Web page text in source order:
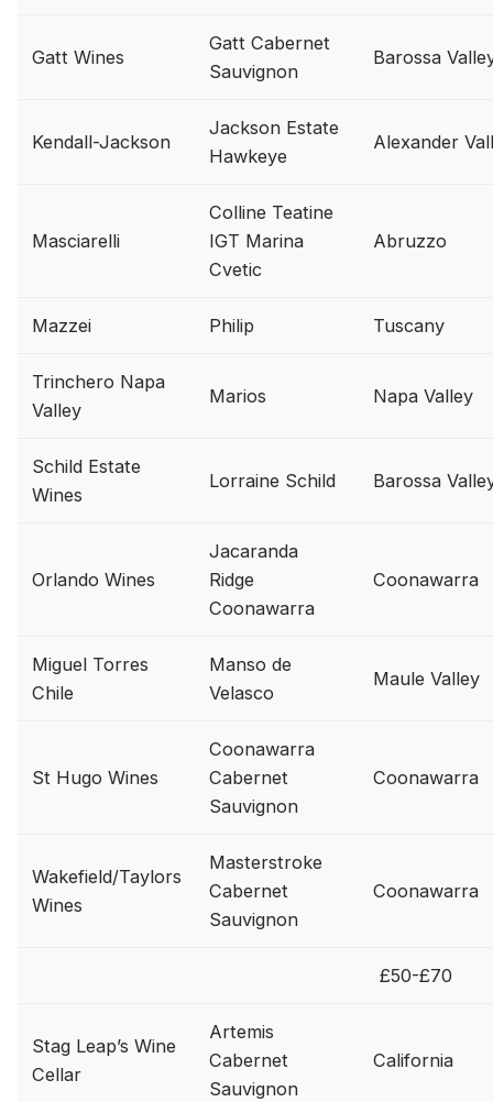
Gatt Wines
Gatt Cabernet
Sauvignon
Barossa
Kendall-Jackson
Jackson Estate
Hawkeye
Alexander
Masciarelli
Colline Teatine
IGT Marina
Cvetic
Abruzzo
Mazzei Philip Tuscany
Trinchero Napa
Valley
Marios Napa Valley
Schild Estate
Wines
Lorraine Schild Barossa
Orlando Wines
Jacaranda
Ridge
Coonawarra
Coonawarra
Miguel Torres
Chile
Manso de
Velasco
Maule Valley
St Hugo Wines
Coonawarra
Cabernet
Sauvignon
Coonawarra
Wakefield/Taylors
Wines
Masterstroke
Cabernet
Sauvignon
Coonawarra
£50-£70
Stag Leap’s Wine
Cellar
Artemis
Cabernet
Sauvignon
California